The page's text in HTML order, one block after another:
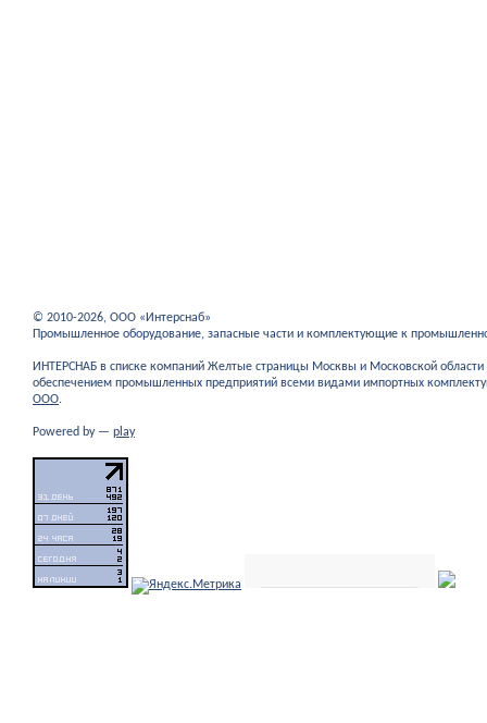
© 2010-2026, ООО «Интерснаб»
Промышленное оборудование, запасные части и комплектующие к
ИНТЕРСНАБ в списке компаний Желтые страницы Москвы и Московской
обеспечением промышленных предприятий всеми видами импортных
ООО.
Powered by — play